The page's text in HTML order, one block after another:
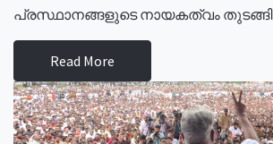
പ്രസ്ഥാനങ്ങളുടെ നായകത്വം തുടങ്ങി
Read More